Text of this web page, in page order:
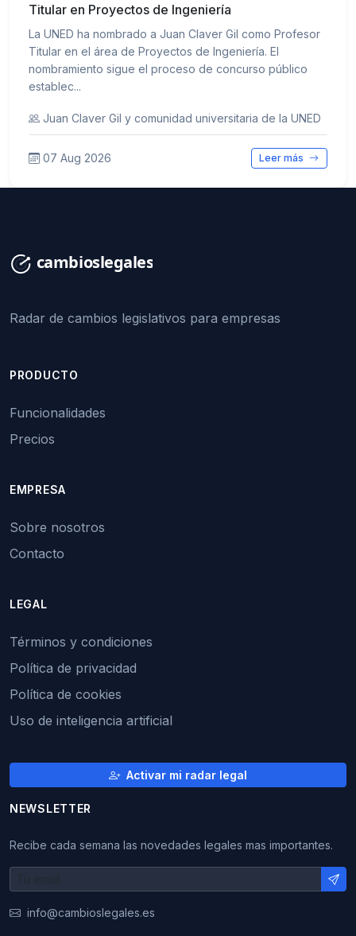
Titular en Proyectos de Ingeniería
La UNED ha nombrado a Juan Claver Gil como Profesor
Titular en el área de Proyectos de Ingeniería. El
nombramiento sigue el proceso de concurso público
establec...
Juan Claver Gil y comunidad universitaria de la UNED
07 Aug 2026 Leer más
Radar de cambios legislativos para empresas
PRODUCTO
Funcionalidades
Precios
EMPRESA
Sobre nosotros
Contacto
LEGAL
Términos y condiciones
Política de privacidad
Política de cookies
Uso de inteligencia artificial
Activar mi radar legal
NEWSLETTER
Recibe cada semana las novedades legales mas importantes.
info@cambioslegales.es